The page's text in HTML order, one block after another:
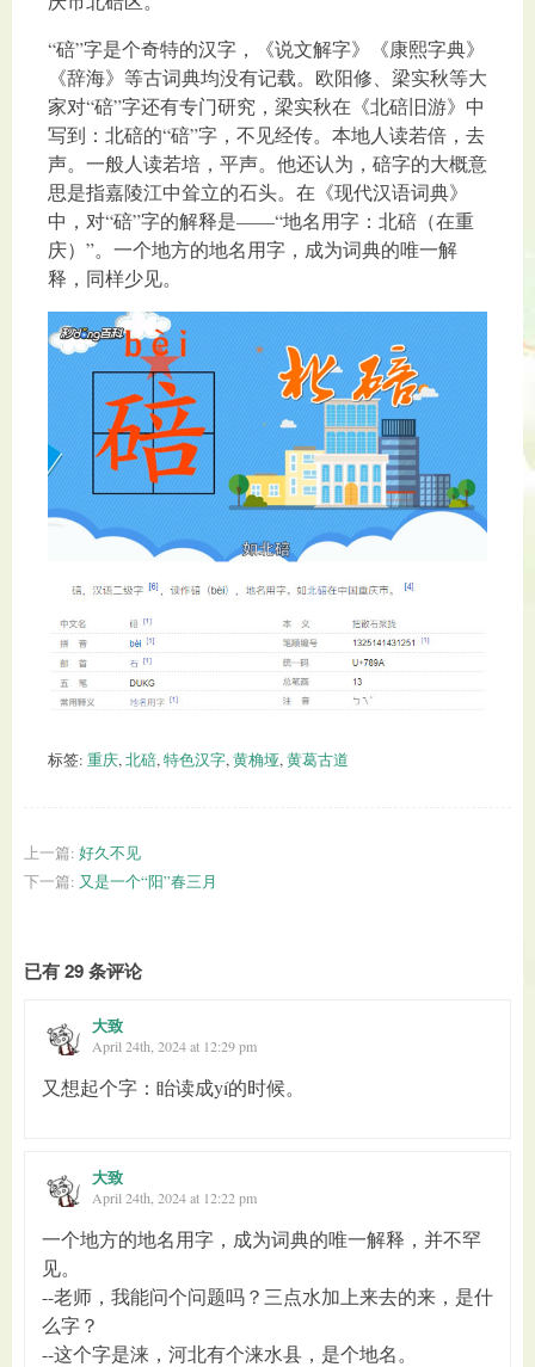
“碚”字是个奇特的汉字，《说文解字》《康熙字典》
《辞海》等古词典均没有记载。欧阳修、梁实秋等大
家对“碚”字还有专门研究，梁实秋在《北碚旧游》中
写到：北碚的“碚”字，不见经传。本地人读若倍，去
声。一般人读若培，平声。他还认为，碚字的大概意
思是指嘉陵江中耸立的石头。在《现代汉语词典》
中，对“碚”字的解释是——“地名用字：北碚（在重
庆）”。一个地方的地名用字，成为词典的唯一解
释，同样少见。
标签: 重庆, 北碚, 特色汉字, 黄桷垭, 黄葛古道
上一篇: 好久不见
下一篇: 又是一个“阳”春三月
已有 29 条评论
大致
April 24th, 2024 at 12:29 pm
又想起个字：眙读成yí的时候。
大致
April 24th, 2024 at 12:22 pm
一个地方的地名用字，成为词典的唯一解释，并不罕
见。
--老师，我能问个问题吗？三点水加上来去的来，是什
么字？
--这个字是涞，河北有个涞水县，是个地名。